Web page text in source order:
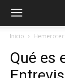
Inicio
Qué es